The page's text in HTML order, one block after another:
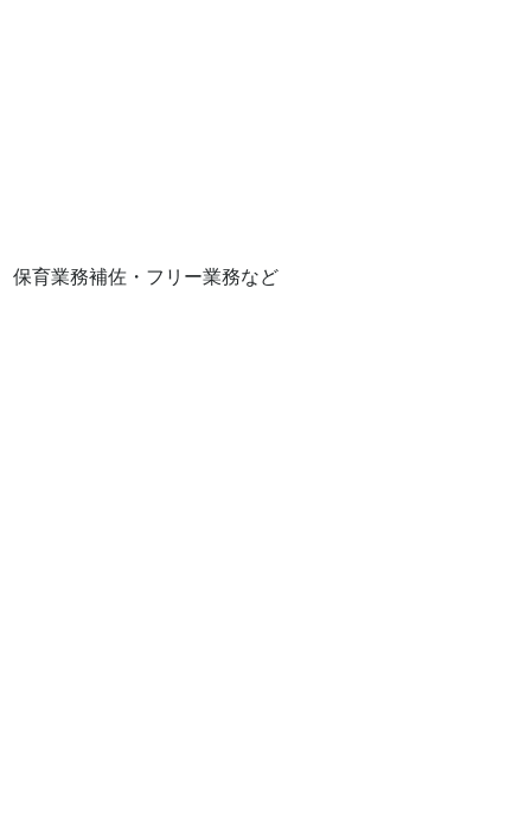
保育業務補佐・フリー業務など